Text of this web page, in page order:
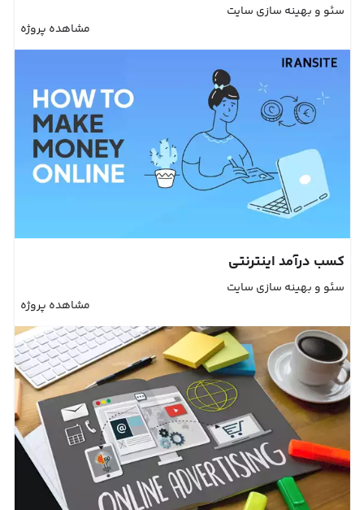
سئو و بهینه سازی سایت
مشاهده پروژه
کسب درآمد اینترنتی
سئو و بهینه سازی سایت
مشاهده پروژه